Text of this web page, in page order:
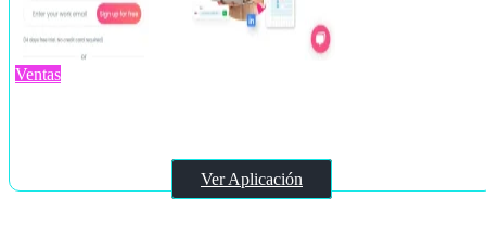
Ventas
Ver Aplicación